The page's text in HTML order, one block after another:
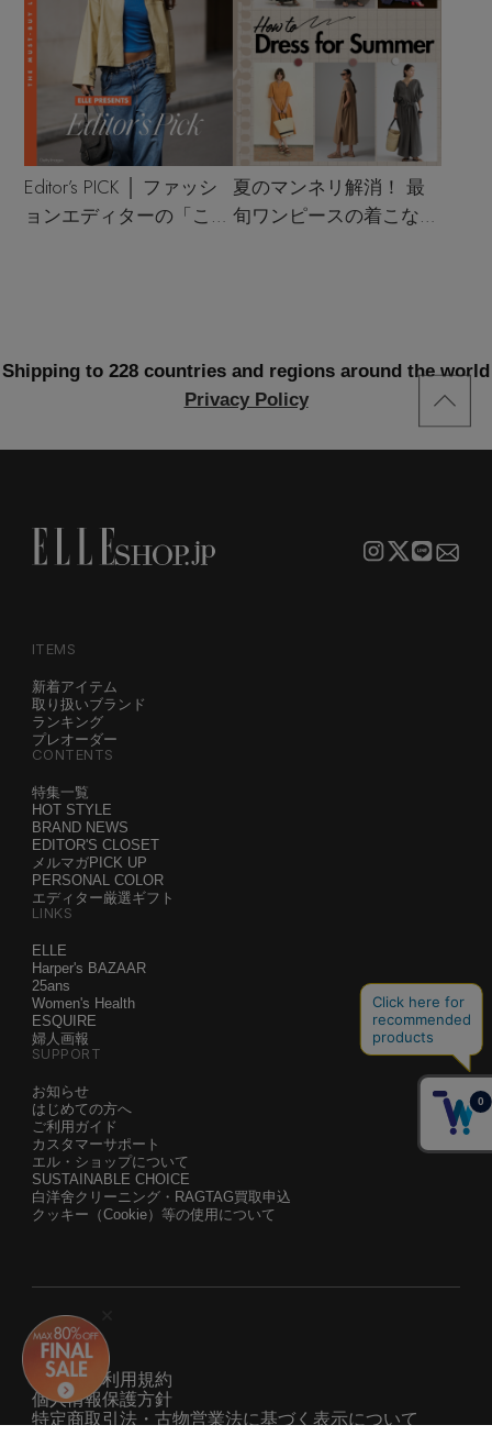
Editor’s PICK │ ファッシ
ョンエディターの「これ
夏のマンネリ解消！ 最
旬ワンピースの着こなし
Shipping to 228 countries and regions around the world
ITEMS
新着アイテム
取り扱いブランド
ランキング
CONTENTS
特集一覧
HOT STYLE
BRAND NEWS
EDITOR'S CLOSET
メルマガPICK UP
PERSONAL COLOR
LINKS
ELLE
Harper's BAZAAR
25ans
Women's Health
ESQUIRE
SUPPORT
お知らせ
はじめての方へ
ご利用ガイド
カスタマーサポート
エル・ショップについて
SUSTAINABLE CHOICE
運営会社
サービス利用規約